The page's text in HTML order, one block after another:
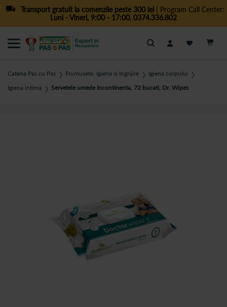
Transport gratuit la comenzile peste 300 lei| Program Call Center:
Luni - Vineri, 9:00 - 17:00, 0374.336.802
Cautare
Catena Pas cu Pas ❯ Frumusete, Igiena si Ingrijire ❯ Igiena corpului ❯
Igiena intima ❯ Servetele umede Incontinenta, 72 bucati, Dr. Wipes